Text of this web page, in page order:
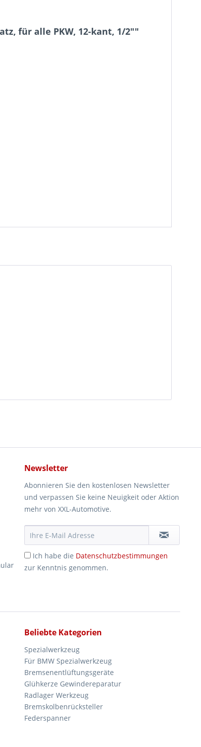
für alle PKW, 12-kant, 1/2""
Newsletter
Abonnieren Sie den kostenlosen Newsletter
und verpassen Sie keine Neuigkeit oder Aktion
mehr von XXL-Automotive.
Ich habe die Datenschutzbestimmungen
zur Kenntnis genommen.
Beliebte Kategorien
Spezialwerkzeug
Für BMW Spezialwerkzeug
Bremsenentlüftungsgeräte
Glühkerze Gewindereparatur
Radlager Werkzeug
Bremskolbenrücksteller
Federspanner